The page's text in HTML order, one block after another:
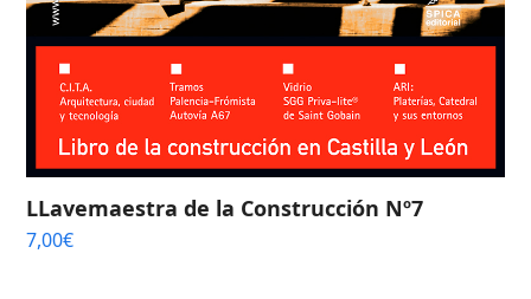
LLavemaestra de la Construcción Nº7
7,00€